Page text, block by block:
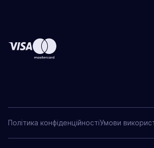
Політика конфіденційностіУмови